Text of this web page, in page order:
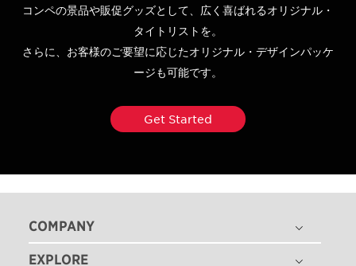
コンペの景品や販促グッズとして、広く喜ばれるオリジナル・
タイトリストを。
さらに、お客様のご要望に応じたオリジナル・デザインパッケ
ージも可能です。
Get Started
COMPANY
THE TITLEIST STORY
EXPLORE